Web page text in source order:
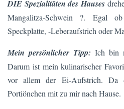
DIE Spezialitäten des Hauses
Mangalitza-Schwein ?. Egal
Speckplatte, -Leberaufstrich oder
Mein persönlicher Tipp: Ich bin
Darum ist mein kulinarischer
vor allem der Ei-Aufstrich. Da
Portiönchen mit zu mir nach Hause.